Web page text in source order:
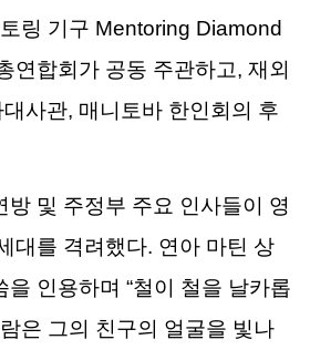
링 기구 Mentoring Diamond
연합회가 공동 주관하고, 재외
사관, 매니토바 한인회의 후
방 및 주정부 주요 인사들이 영
대를 격려했다. 연아 마틴 상
을 인용하며 “철이 철을 날카롭
은 그의 친구의 얼굴을 빛나